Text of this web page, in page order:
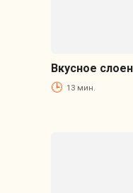
Вкусное
13 мин.